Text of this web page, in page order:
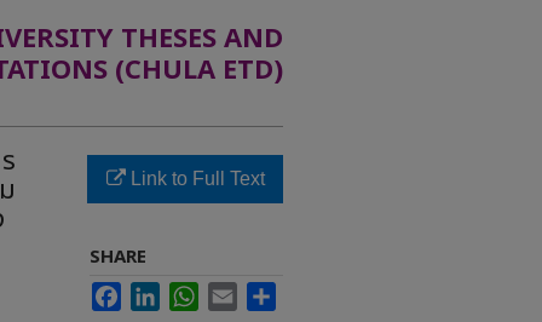
THESES AND
(CHULA ETD)
Link to Full Text
SHARE
FacebookLinkedInWhatsApp
Email